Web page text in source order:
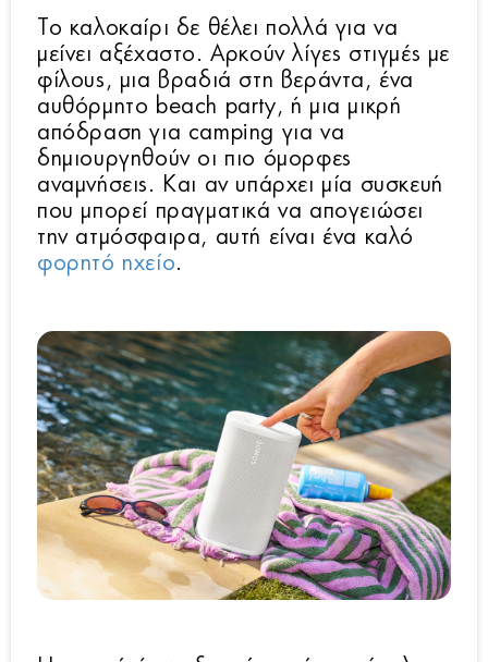
Το καλοκαίρι δε θέλει πολλά για να
μείνει αξέχαστο. Αρκούν λίγες στιγμές με
φίλους, μια βραδιά στη βεράντα, ένα
αυθόρμητο beach party, ή μια μικρή
απόδραση για camping για να
δημιουργηθούν οι πιο όμορφες
αναμνήσεις. Και αν υπάρχει μία συσκευή
που μπορεί πραγματικά να απογειώσει
την ατμόσφαιρα, αυτή είναι ένα καλό
φορητό ηχείο.